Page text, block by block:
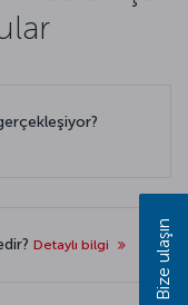
Detaylı bilgi Bize ulaşın